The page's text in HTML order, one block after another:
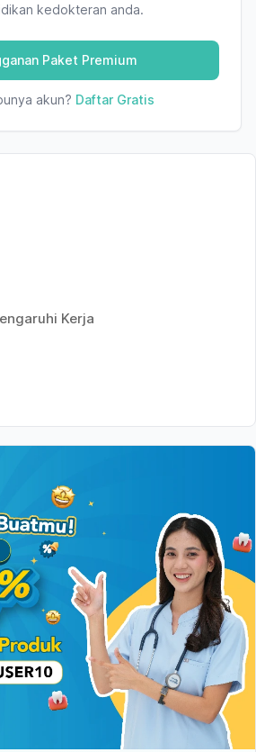
kedokteran anda.
Paket Premium
akun? Daftar Gratis
Kerja